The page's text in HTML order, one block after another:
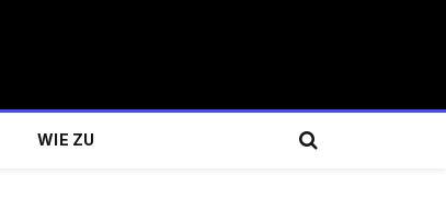
WIE ZU